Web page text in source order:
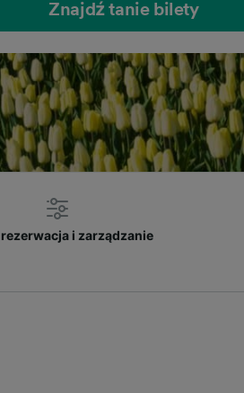
Znajdź tanie bilety
i zarządzanie